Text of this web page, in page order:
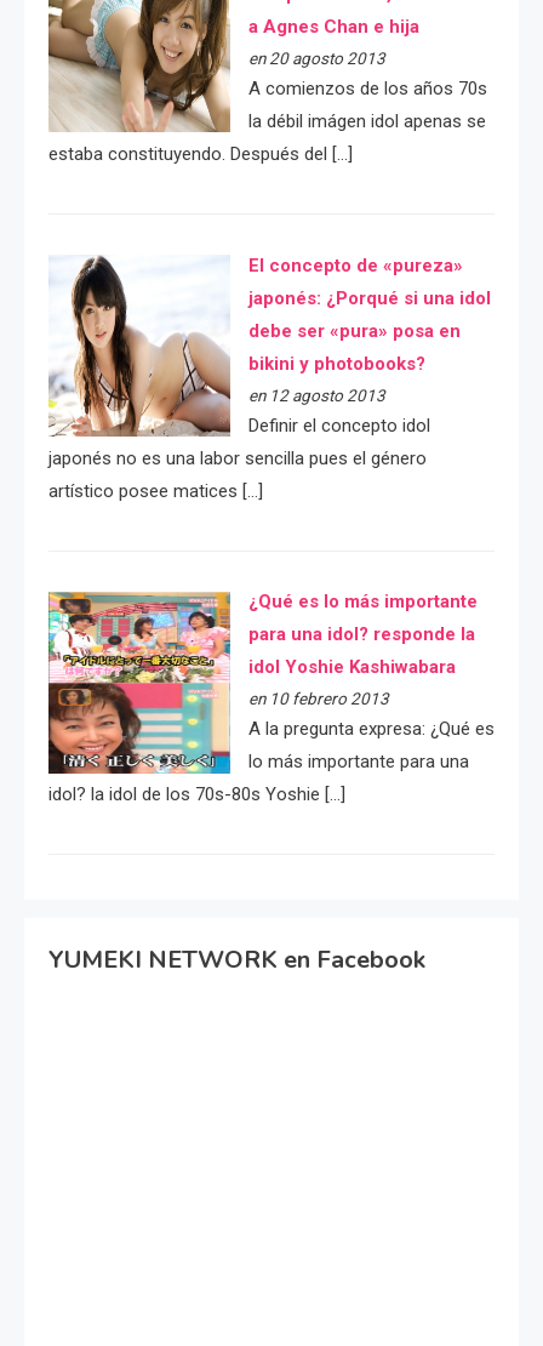
a Agnes Chan e hija
en 20 agosto 2013
A comienzos de los años 70s
la débil imágen idol apenas se
estaba constituyendo. Después del […]
El concepto de «pureza»
japonés: ¿Porqué si una idol
debe ser «pura» posa en
bikini y photobooks?
en 12 agosto 2013
Definir el concepto idol
japonés no es una labor sencilla pues el género
artístico posee matices […]
¿Qué es lo más importante
para una idol? responde la
idol Yoshie Kashiwabara
en 10 febrero 2013
A la pregunta expresa: ¿Qué es
lo más importante para una
idol? la idol de los 70s-80s Yoshie […]
YUMEKI NETWORK en Facebook